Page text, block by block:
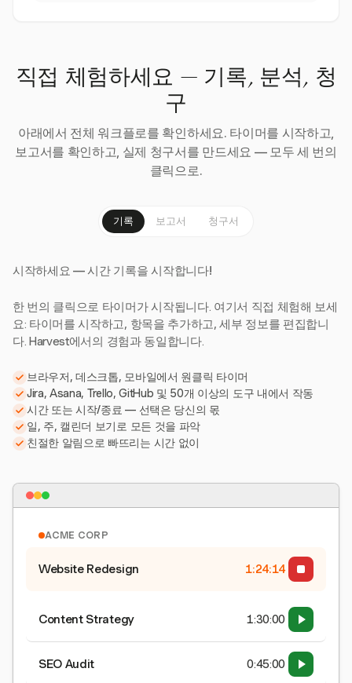
직접 체험하세요 — 기록, 분석, 청
구
아래에서 전체 워크플로를 확인하세요. 타이머를 시작하고,
보고서를 확인하고, 실제 청구서를 만드세요 — 모두 세 번의
클릭으로.
기록 보고서 청구서
시작하세요 — 시간 기록을 시작합니다!
한 번의 클릭으로 타이머가 시작됩니다. 여기서 직접 체험해 보세
요: 타이머를 시작하고, 항목을 추가하고, 세부 정보를 편집합니
다. Harvest에서의 경험과 동일합니다.
브라우저, 데스크톱, 모바일에서 원클릭 타이머
Jira, Asana, Trello, GitHub 및 50개 이상의 도구 내에서 작동
시간 또는 시작/종료 — 선택은 당신의 몫
일, 주, 캘린더 보기로 모든 것을 파악
친절한 알림으로 빠뜨리는 시간 없이
ACME CORP
Website Redesign 1:24:15
Content Strategy 1:30:00
SEO Audit 0:45:00